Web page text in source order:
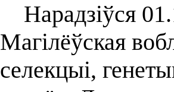
Нарадзіўся
Магілёўская
селекцыі,